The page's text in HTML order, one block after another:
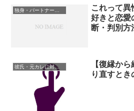
これって異
好きと恋愛
断・判別方
彼氏・元カレに対しての悩み
【復縁か
り直すとき